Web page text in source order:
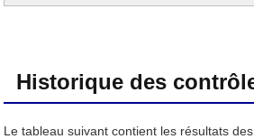
Historique des
Le tableau suivant contient les résultats